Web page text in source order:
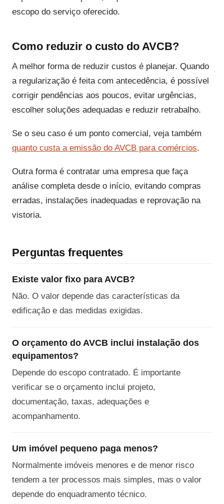
escopo do serviço oferecido.
Como reduzir o custo do AVCB?
A melhor forma de reduzir custos é planejar. Quando
a regularização é feita com antecedência, é possível
corrigir pendências aos poucos, evitar urgências,
escolher soluções adequadas e reduzir retrabalho.
Se o seu caso é um ponto comercial, veja também
quanto custa a emissão do AVCB para comércios.
Outra forma é contratar uma empresa que faça
análise completa desde o início, evitando compras
erradas, instalações inadequadas e reprovação na
vistoria.
Perguntas frequentes
Existe valor fixo para AVCB?
Não. O valor depende das características da
edificação e das medidas exigidas.
O orçamento do AVCB inclui instalação dos
equipamentos?
Depende do escopo contratado. É importante
verificar se o orçamento inclui projeto,
documentação, taxas, adequações e
acompanhamento.
Um imóvel pequeno paga menos?
Normalmente imóveis menores e de menor risco
tendem a ter processos mais simples, mas o valor
depende do enquadramento técnico.